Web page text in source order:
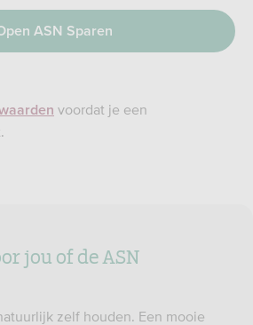
ASN Sparen
voordat je een
jou of de ASN
zelf houden. Een mooie